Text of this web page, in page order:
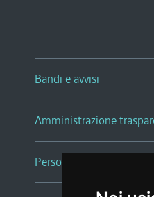
Bandi e avvisi
Amministrazione
Persone e Uffici